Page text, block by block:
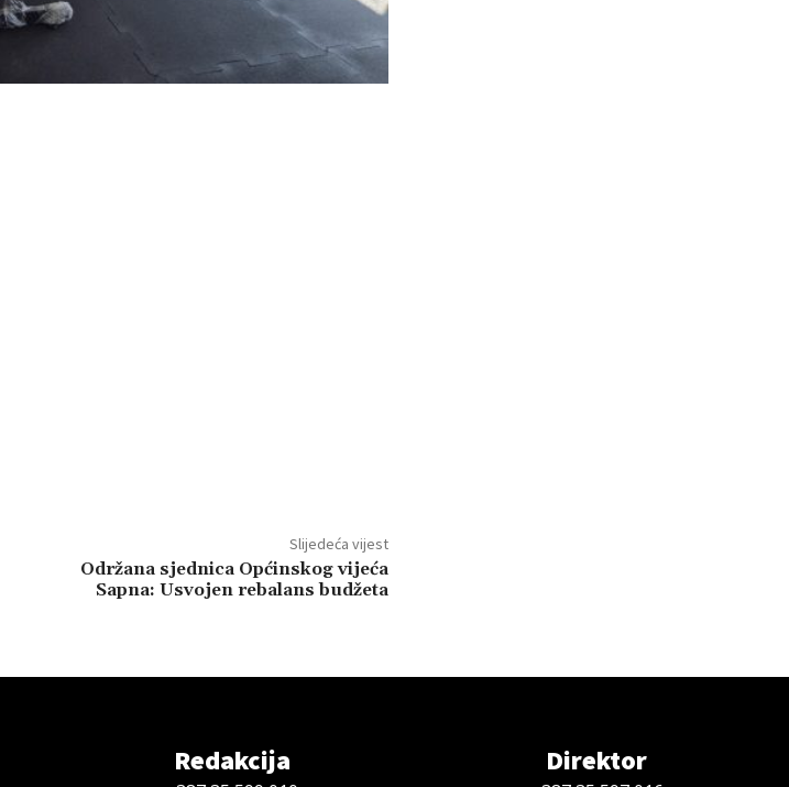
Slijedeća vijest
Održana sjednica Općinskog vijeća
Sapna: Usvojen rebalans budžeta
Redakcija Direktor